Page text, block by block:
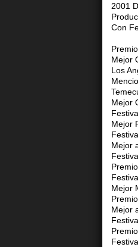
2001
Con
Mejor
Los
Mejor
Mejor
Mejor
Mejor
Mejor